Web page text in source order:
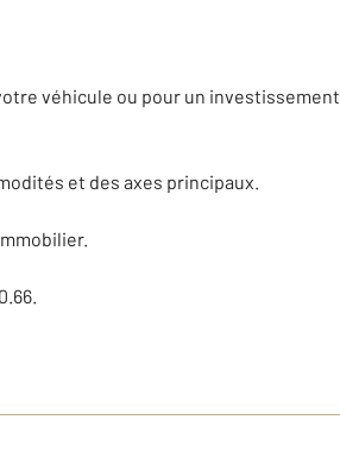
véhicule ou pour un investissement
et des axes principaux.